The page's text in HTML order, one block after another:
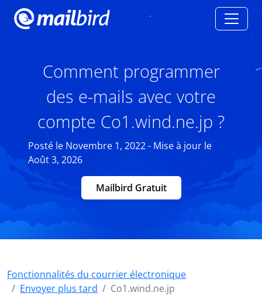
Comment programmer
des e-mails avec votre
compte Co1.wind.ne.jp ?
Posté le Novembre 1, 2022 - Mise à jour le
Août 3, 2026
Mailbird Gratuit
Fonctionnalités du courrier électronique
Envoyer plus tard
Co1.wind.ne.jp